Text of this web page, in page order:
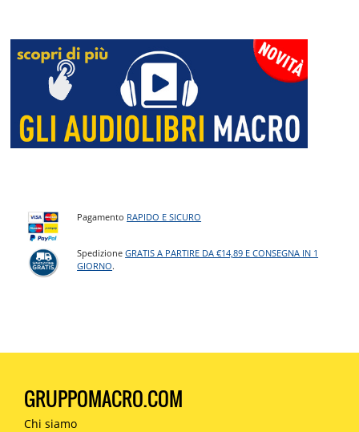
Pagamento RAPIDO E SICURO
SpedizioneGRATIS A PARTIRE DA €14,89 E CONSEGNA IN 1
GIORNO.
GRUPPOMACRO.COM
Chi siamo